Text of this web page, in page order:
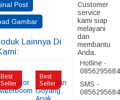
Post
Gambar
Lainnya Di
Best
Seller
Best
Seller
Customer
service
kami siap
melayani
dan
membantu
Anda.
Hotline -
SMS -